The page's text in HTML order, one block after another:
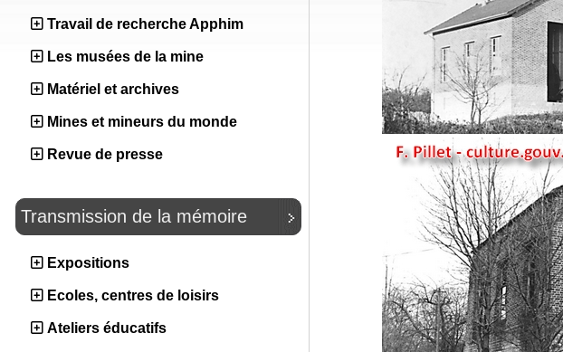
Travail de recherche Apphim
Les musées de la mine
Matériel et archives
Mines et mineurs du monde
Revue de presse
Transmission de la mémoire
Expositions
Ecoles, centres de loisirs
Ateliers éducatifs